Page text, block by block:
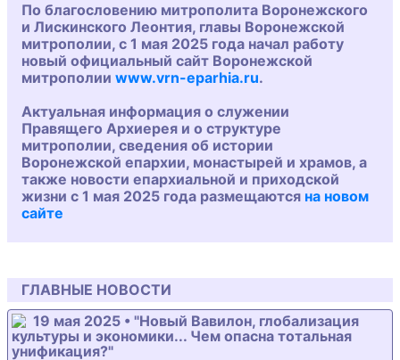
По благословению митрополита Воронежского
и Лискинского Леонтия, главы Воронежской
митрополии, с 1 мая 2025 года начал работу
новый официальный сайт Воронежской
митрополии www.vrn-eparhia.ru.
Актуальная информация о служении
Правящего Архиерея и о структуре
митрополии, сведения об истории
Воронежской епархии, монастырей и храмов, а
также новости епархиальной и приходской
жизни с 1 мая 2025 года размещаются на новом
сайте
ГЛАВНЫЕ НОВОСТИ
19 мая 2025 • "Новый Вавилон, глобализация
культуры и экономики... Чем опасна тотальная
унификация?"